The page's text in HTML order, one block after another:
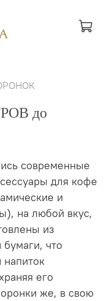
до
современные
для кофе
и
на любой вкус,
из
что
его
же, в свою